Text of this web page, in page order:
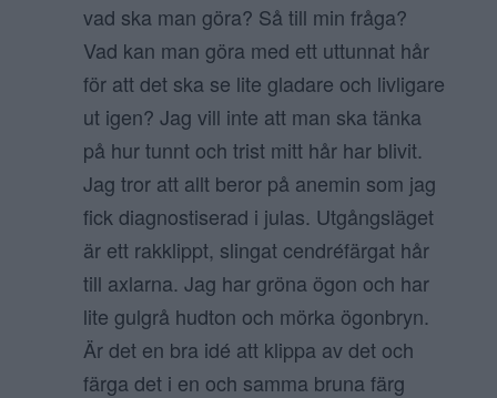
vad ska man göra? Så till min fråga?
Vad kan man göra med ett uttunnat hår
för att det ska se lite gladare och livligare
ut igen? Jag vill inte att man ska tänka
på hur tunnt och trist mitt hår har blivit.
Jag tror att allt beror på anemin som jag
fick diagnostiserad i julas. Utgångsläget
är ett rakklippt, slingat cendréfärgat hår
till axlarna. Jag har gröna ögon och har
lite gulgrå hudton och mörka ögonbryn.
Är det en bra idé att klippa av det och
färga det i en och samma bruna färg